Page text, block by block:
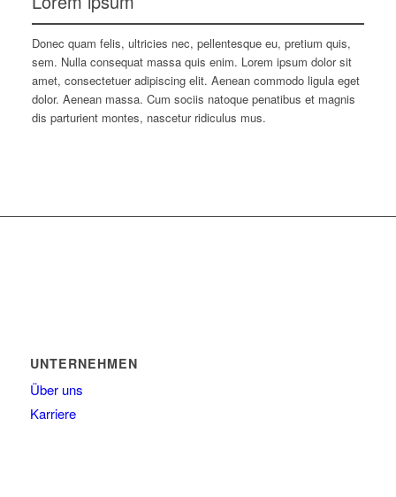
Donec quam felis, ultricies nec, pellentesque eu, pretium quis,
sem. Nulla consequat massa quis enim. Lorem ipsum dolor sit
amet, consectetuer adipiscing elit. Aenean commodo ligula eget
dolor. Aenean massa. Cum sociis natoque penatibus et magnis
dis parturient montes, nascetur ridiculus mus.
UNTERNEHMEN
Über uns
Karriere